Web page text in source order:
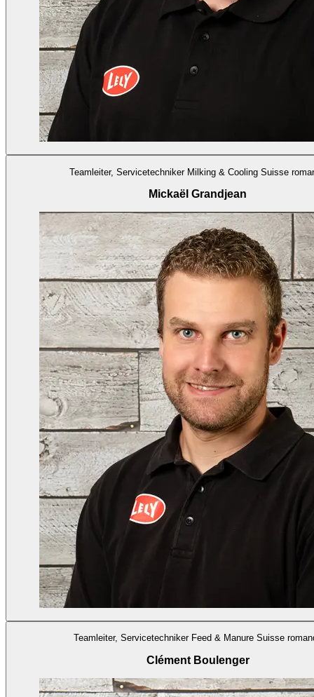
Teamleiter, Servicetechniker Milking & Cooling Suisse
Mickaël Grandjean
Teamleiter, Servicetechniker Feed & Manure Suisse
Clément Boulenger